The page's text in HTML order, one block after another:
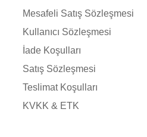
Mesafeli Satış Sözleşmesi
Kullanıcı Sözleşmesi
İade Koşulları
Satış Sözleşmesi
Teslimat Koşulları
KVKK & ETK